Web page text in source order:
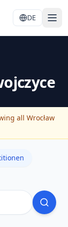
DE
all Wrocław